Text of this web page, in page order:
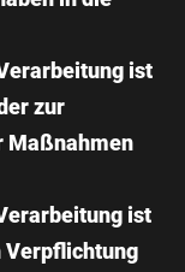
ist
zur
Maßnahmen
ist
Verpflichtung